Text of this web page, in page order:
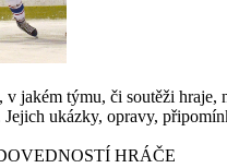
jakém týmu, či soutěži
ukázky, opravy,
HRÁČE